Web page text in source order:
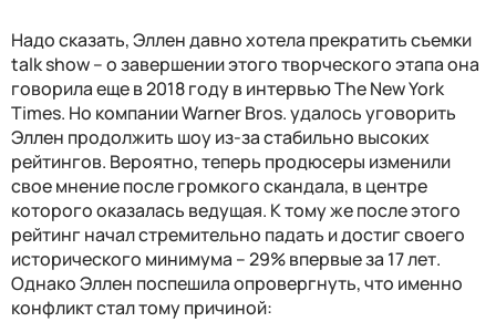
Надо сказать, Эллен давно хотела прекратить съемки
talk show – о завершении этого творческого этапа она
говорила еще в 2018 году в интервью The New York
Times. Но компании Warner Bros. удалось уговорить
Эллен продолжить шоу из-за стабильно высоких
рейтингов. Вероятно, теперь продюсеры изменили
свое мнение после громкого скандала, в центре
которого оказалась ведущая. К тому же после этого
рейтинг начал стремительно падать и достиг своего
исторического минимума – 29% впервые за 17 лет.
Однако Эллен поспешила опровергнуть, что именно
конфликт стал тому причиной: